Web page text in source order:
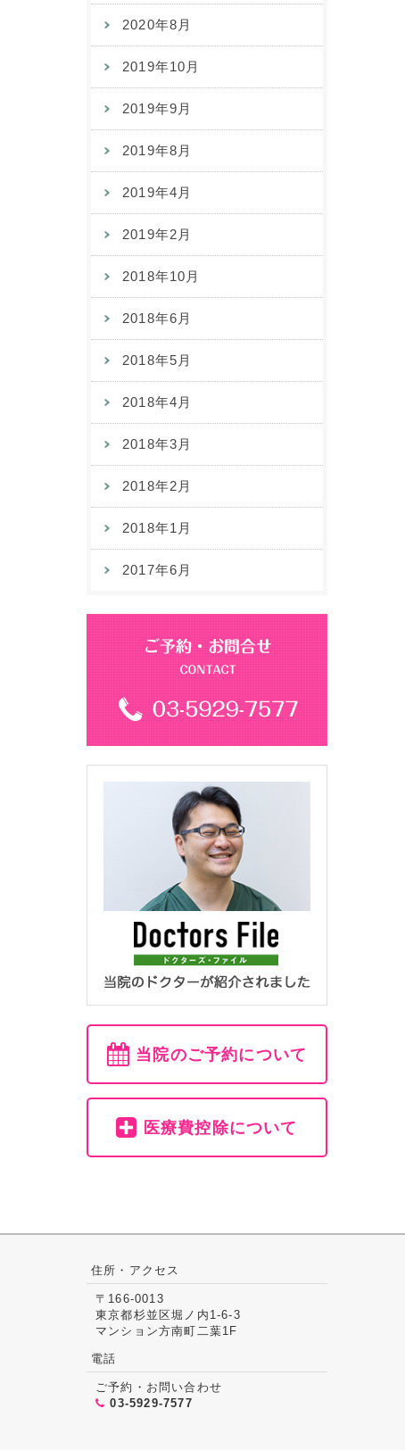
2020年8月
2019年10月
2019年9月
2019年8月
2019年4月
2019年2月
2018年10月
2018年6月
2018年5月
2018年4月
2018年3月
2018年2月
2018年1月
2017年6月
当院のご予約について
医療費控除について
住所・アクセス
〒166-0013
東京都杉並区堀ノ内1-6-3
マンション方南町二葉1F
電話
ご予約・お問い合わせ
03-5929-7577